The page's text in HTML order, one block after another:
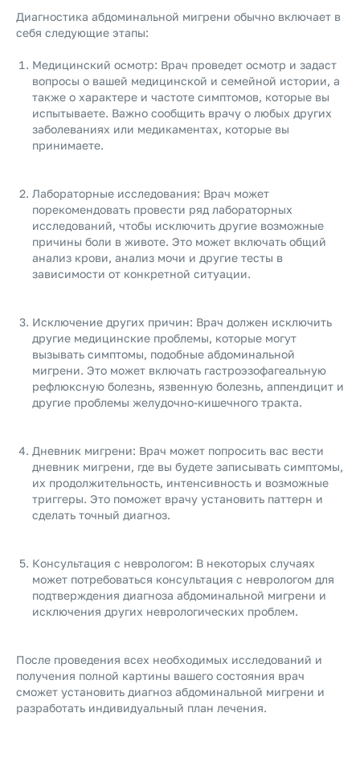
Диагностика абдоминальной мигрени обычно включает в
себя следующие этапы:
Медицинский осмотр: Врач проведет осмотр и задаст
вопросы о вашей медицинской и семейной истории, а
также о характере и частоте симптомов, которые вы
испытываете. Важно сообщить врачу о любых других
заболеваниях или медикаментах, которые вы
принимаете.
Лабораторные исследования: Врач может
порекомендовать провести ряд лабораторных
исследований, чтобы исключить другие возможные
причины боли в животе. Это может включать общий
анализ крови, анализ мочи и другие тесты в
зависимости от конкретной ситуации.
Исключение других причин: Врач должен исключить
другие медицинские проблемы, которые могут
вызывать симптомы, подобные абдоминальной
мигрени. Это может включать гастроэзофагеальную
рефлюксную болезнь, язвенную болезнь, аппендицит и
другие проблемы желудочно-кишечного тракта.
Дневник мигрени: Врач может попросить вас вести
дневник мигрени, где вы будете записывать симптомы,
их продолжительность, интенсивность и возможные
триггеры. Это поможет врачу установить паттерн и
сделать точный диагноз.
Консультация с неврологом: В некоторых случаях
может потребоваться консультация с неврологом для
подтверждения диагноза абдоминальной мигрени и
исключения других неврологических проблем.
После проведения всех необходимых исследований и
получения полной картины вашего состояния врач
сможет установить диагноз абдоминальной мигрени и
разработать индивидуальный план лечения.